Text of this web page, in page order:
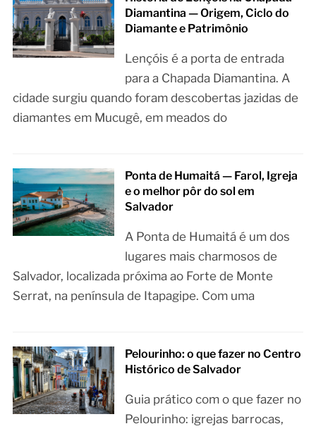
Diamantina — Origem, Ciclo do
Diamante e Patrimônio
Lençóis é a porta de entrada
para a Chapada Diamantina. A
cidade surgiu quando foram descobertas jazidas de
diamantes em Mucugê, em meados do
Ponta de Humaitá — Farol, Igreja
e o melhor pôr do sol em
Salvador
A Ponta de Humaitá é um dos
lugares mais charmosos de
Salvador, localizada próxima ao Forte de Monte
Serrat, na península de Itapagipe. Com uma
Pelourinho: o que fazer no Centro
Histórico de Salvador
Guia prático com o que fazer no
Pelourinho: igrejas barrocas,